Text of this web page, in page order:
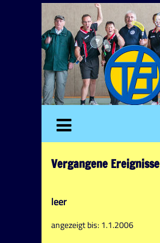
Vergangene Ereignisse
leer
angezeigt bis: 1.1.2006